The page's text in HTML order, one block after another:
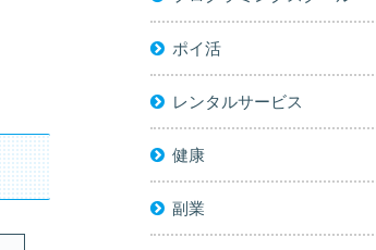
ポイ活
レンタルサービス
健康
副業